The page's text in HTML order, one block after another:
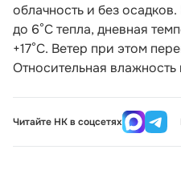
облачность и без
до 6°С тепла, дневная
+17°С. Ветер при этом
Относительная влажность
Читайте НК в соцсетях